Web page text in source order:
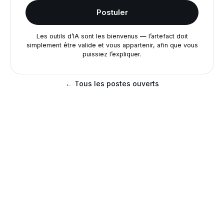
Postuler
Les outils d’IA sont les bienvenus — l’artefact doit
simplement être valide et vous appartenir, afin que vous
puissiez l’expliquer.
← Tous les postes ouverts